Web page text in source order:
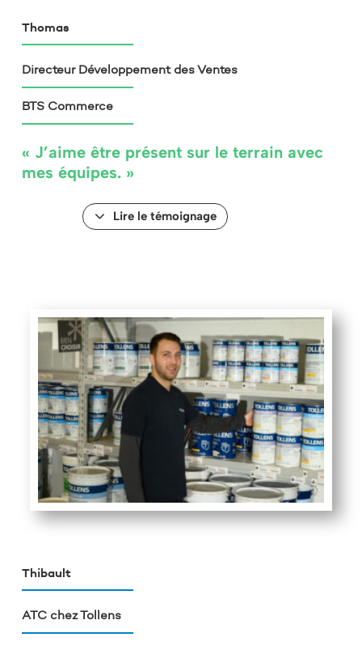
Thomas
Directeur Développement des Ventes
BTS Commerce
« J’aime être présent sur le terrain avec
mes équipes. »
Lire le témoignage
Thibault
ATC chez Tollens